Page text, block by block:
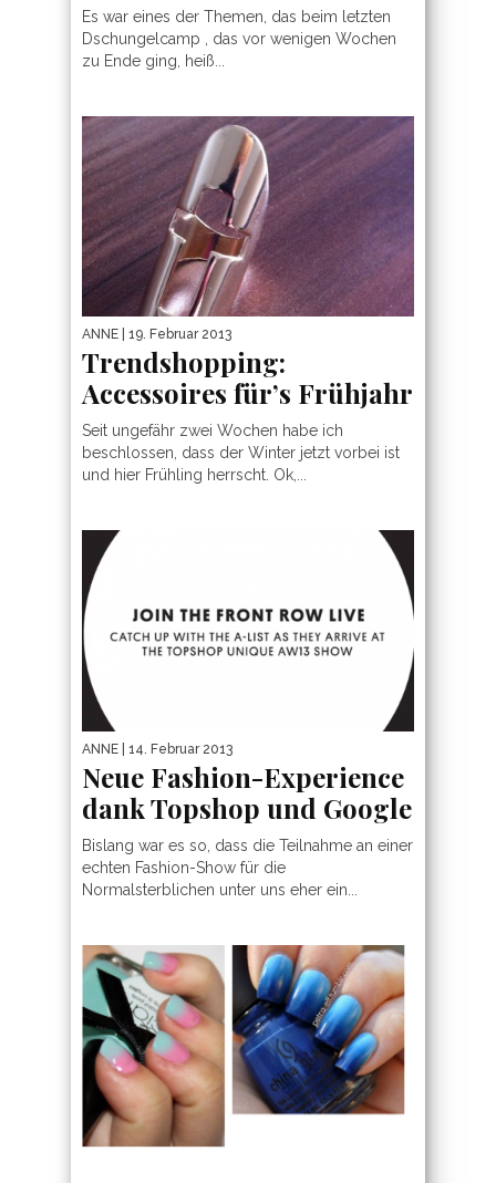
Es war eines der Themen, das beim letzten
Dschungelcamp , das vor wenigen Wochen
zu Ende ging, heiß...
ANNE | 19. Februar 2013
Trendshopping:
Accessoires für’s Frühjahr
Seit ungefähr zwei Wochen habe ich
beschlossen, dass der Winter jetzt vorbei ist
und hier Frühling herrscht. Ok,...
ANNE | 14. Februar 2013
Neue Fashion-Experience
dank Topshop und Google
Bislang war es so, dass die Teilnahme an einer
echten Fashion-Show für die
Normalsterblichen unter uns eher ein...